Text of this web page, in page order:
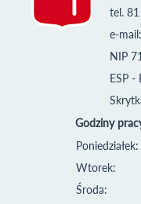
tel.
e-mail:
NIP
ESP -
Godziny
Poniedziałek:
Wtorek:
Środa: